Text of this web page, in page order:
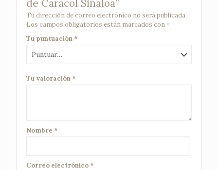
de Caracol Sinaloa”
Tu dirección de correo electrónico no será publicada.
Los campos obligatorios están marcados con*
Tu puntuación *
Tu valoración *
Nombre *
Correo electrónico *